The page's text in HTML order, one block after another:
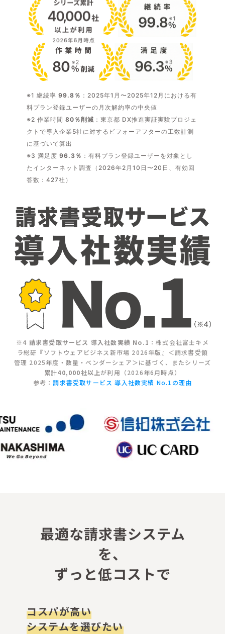
※1 継続率 99.8％ ：2025年1月〜2025年12月における有
料プラン登録ユーザーの月次解約率の中央値
※2 作業時間 80％削減 ：東京都 DX推進実証実験プロジェ
クトで導入企業5社に対するビフォーアフターの工数計測
に基づいて算出
※3 満足度 96.3％ ：有料プラン登録ユーザーを対象とし
たインターネット調査（2026年2月10日〜20日、有効回
答数：427社）
※4 請求書受取サービス 導入社数実績 No.1 ：株式会社富士キメ
ラ総研『ソフトウェアビジネス新市場 2026年版』＜請求書受領
管理 2025年度・数量・ベンダーシェア＞に基づく、またシリーズ
累計40,000社以上が利用（2026年6月時点）
参考：請求書受取サービス 導入社数実績 No.1の理由
最適な請求書システム
を、
ずっと低コストで
コスパが高い
システムを選びたい